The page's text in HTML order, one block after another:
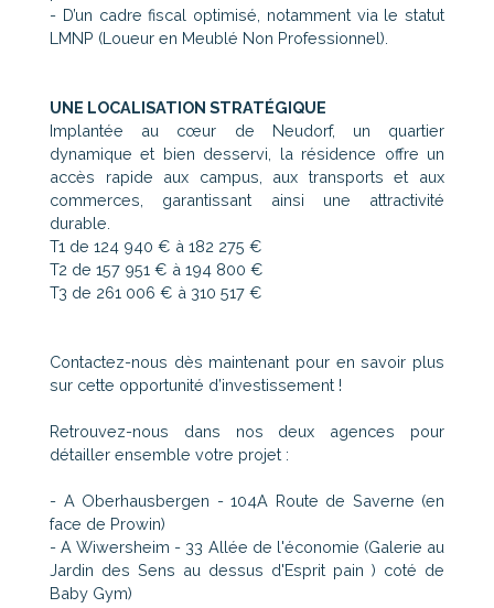
- D’un cadre fiscal optimisé, notamment via le statut
LMNP (Loueur en Meublé Non Professionnel).
UNE LOCALISATION STRATÉGIQUE
Implantée au cœur de Neudorf, un quartier
dynamique et bien desservi, la résidence offre un
accès rapide aux campus, aux transports et aux
commerces, garantissant ainsi une attractivité
durable.
T1 de 124 940 € à 182 275 €
T2 de 157 951 € à 194 800 €
T3 de 261 006 € à 310 517 €
Contactez-nous dès maintenant pour en savoir plus
sur cette opportunité d’investissement !
Retrouvez-nous dans nos deux agences pour
détailler ensemble votre projet :
- A Oberhausbergen - 104A Route de Saverne (en
face de Prowin)
- A Wiwersheim - 33 Allée de l'économie (Galerie au
Jardin des Sens au dessus d'Esprit pain ) coté de
Baby Gym)